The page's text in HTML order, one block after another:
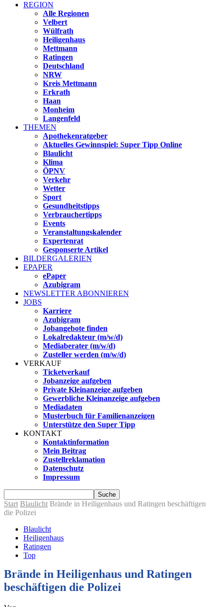
REGION
Alle Regionen
Velbert
Wülfrath
Heiligenhaus
Mettmann
Ratingen
Deutschland
NRW
Kreis Mettmann
Erkrath
Haan
Monheim
Langenfeld
THEMEN
Apothekenratgeber
Aktuelles Gewinnspiel: Super Tipp Online
Blaulicht
Klima
ÖPNV
Verkehr
Wetter
Sport
Gesundheitstipps
Verbrauchertipps
Events
Veranstaltungskalender
Expertenrat
Gesponserte Artikel
BILDERGALERIEN
EPAPER
ePaper
Azubigram
NEWSLETTER ABONNIEREN
JOBS
Karriere
Azubigram
Jobangebote finden
Lokalredakteur (m/w/d)
Mediaberater (m/w/d)
Zusteller werden (m/w/d)
VERKAUF
Ticketverkauf
Jobanzeige aufgeben
Private Kleinanzeige aufgeben
Gewerbliche Kleinanzeige aufgeben
Mediadaten
Musterbuch für Familienanzeigen
Unterstütze den Super Tipp
KONTAKT
Kontaktinformation
Mein Beitrag
Zustellreklamation
Datenschutz
Impressum
Start Blaulicht Brände in Heiligenhaus und Ratingen beschäftigen
die Polizei
Blaulicht
Heiligenhaus
Ratingen
Top
Brände in Heiligenhaus und Ratingen
beschäftigen die Polizei